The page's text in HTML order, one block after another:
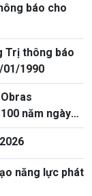
báo cho
Trị thông báo
01/1990
năm ngày
năng lực phát